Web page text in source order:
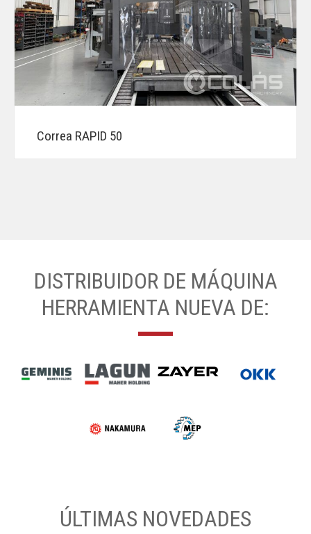
Correa RAPID 50
DISTRIBUIDOR DE MÁQUINA
HERRAMIENTA NUEVA DE:
ÚLTIMAS NOVEDADES